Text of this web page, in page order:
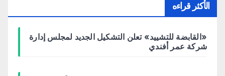
الأكثر قراءه
«القابضة للتشييد» تعلن التشكيل الجديد لمجلس إدارة
شركة عمر أفندي